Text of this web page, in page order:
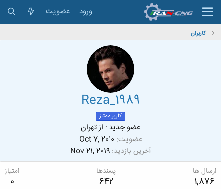
ورود عضویت
کاربران
Reza_1989
کاربر ممتاز
عضو جدید · ازتهران
عضویت Oct 7, 2010
آخرین بازدید Nov 21, 2019
ارسال ها
1,876
پسندها
642
امتیاز
0